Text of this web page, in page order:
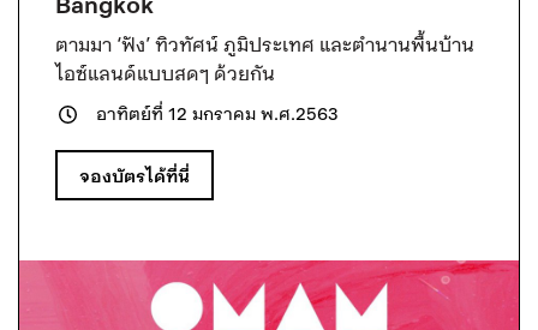
ตามมา ‘ฟัง’ ทิวทัศน์ ภูมิประเทศ และตำนานพื้นบ้าน
ไอซ์แลนด์แบบสดๆ ด้วยกัน
อาทิตย์ที่ 12 มกราคม พ.ศ.2563
จองบัตรได้ที่นี่